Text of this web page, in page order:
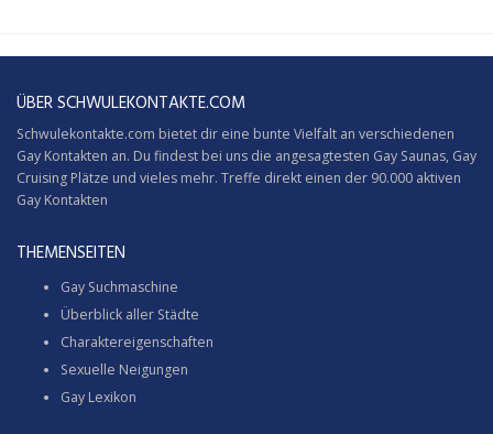
ÜBER SCHWULEKONTAKTE.COM
Schwulekontakte.com bietet dir eine bunte Vielfalt an verschiedenen
Gay Kontakten an. Du findest bei uns die angesagtesten Gay Saunas, Gay
Cruising Plätze und vieles mehr. Treffe direkt einen der 90.000 aktiven
Gay Kontakten
THEMENSEITEN
Gay Suchmaschine
Überblick aller Städte
Charaktereigenschaften
Sexuelle Neigungen
Gay Lexikon